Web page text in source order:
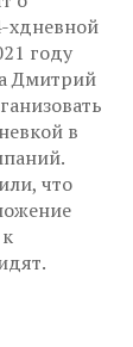
хдневной
году
Дмитрий
в
что